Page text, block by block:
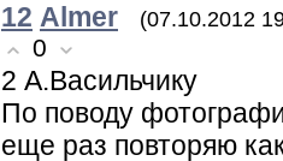
12 Almer (07.10.2012
0
2 А.Васильчику
По поводу
еще раз повторяю